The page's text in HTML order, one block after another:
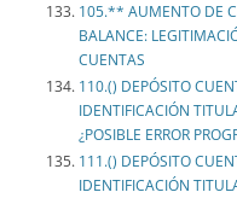
105.** AUMENTO DE
BALANCE:
CUENTAS
110.() DEPÓSITO
IDENTIFICACIÓN
¿POSIBLE ERROR
111.() DEPÓSITO
IDENTIFICACIÓN